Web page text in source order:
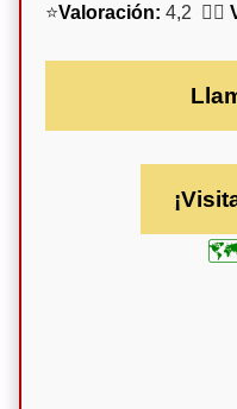
⭐Valoración: 4,2 🕵️‍♀️